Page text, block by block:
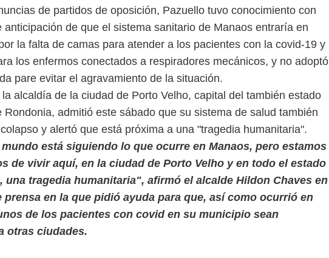
de partidos de oposición, Pazuello tuvo conocimiento con
anticipación de que el sistema sanitario de Manaos entraría en
la falta de camas para atender a los pacientes con la covid-19 y
los enfermos conectados a respiradores mecánicos, y no adoptó
pare evitar el agravamiento de la situación.
alcaldía de la ciudad de Porto Velho, capital del también estado
Rondonia, admitió este sábado que su sistema de salud también
y alertó que está próxima a una "tragedia humanitaria".
está siguiendo lo que ocurre en Manaos, pero estamos
de vivir aquí, en la ciudad de Porto Velho y en todo el estado
una tragedia humanitaria", afirmó el alcalde Hildon Chaves en
prensa en la que pidió ayuda para que, así como ocurrió en
de los pacientes con covid en su municipio sean
otras ciudades.